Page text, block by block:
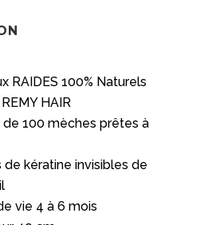
RAIDES 100% Naturels
HAIR
de 100 mèches prêtes à
de kératine invisibles de
vie 4 à 6 mois